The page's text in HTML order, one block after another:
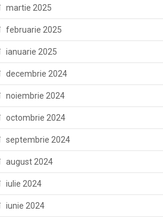
martie 2025
februarie 2025
ianuarie 2025
decembrie 2024
noiembrie 2024
octombrie 2024
septembrie 2024
august 2024
iulie 2024
iunie 2024